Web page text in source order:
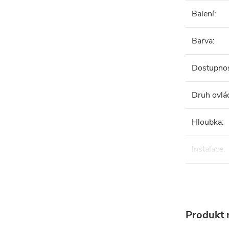
Balení:
Barva:
Druh
Hloubka:
Instalace:
Produkt